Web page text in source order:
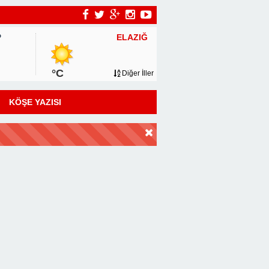
ELAZIĞ
°C Diğer İller
KÖŞE YAZISI